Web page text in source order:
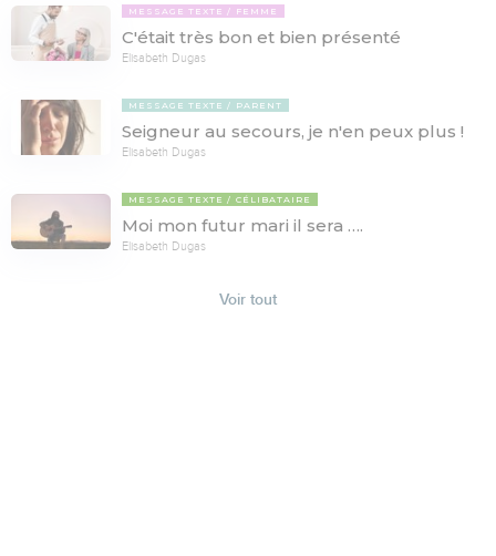
MESSAGE TEXTE FEMME
C'était très bon et bien présenté
Elisabeth Dugas
MESSAGE TEXTE PARENT
Seigneur au secours, je n'en peux plus !
Elisabeth Dugas
MESSAGE TEXTE CÉLIBATAIRE
Moi mon futur mari il sera ….
Elisabeth Dugas
Voir tout